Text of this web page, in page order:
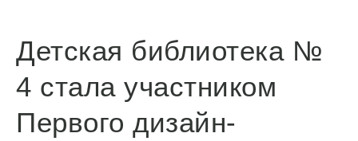
Детская библиотека №
4 стала участником
Первого дизайн-